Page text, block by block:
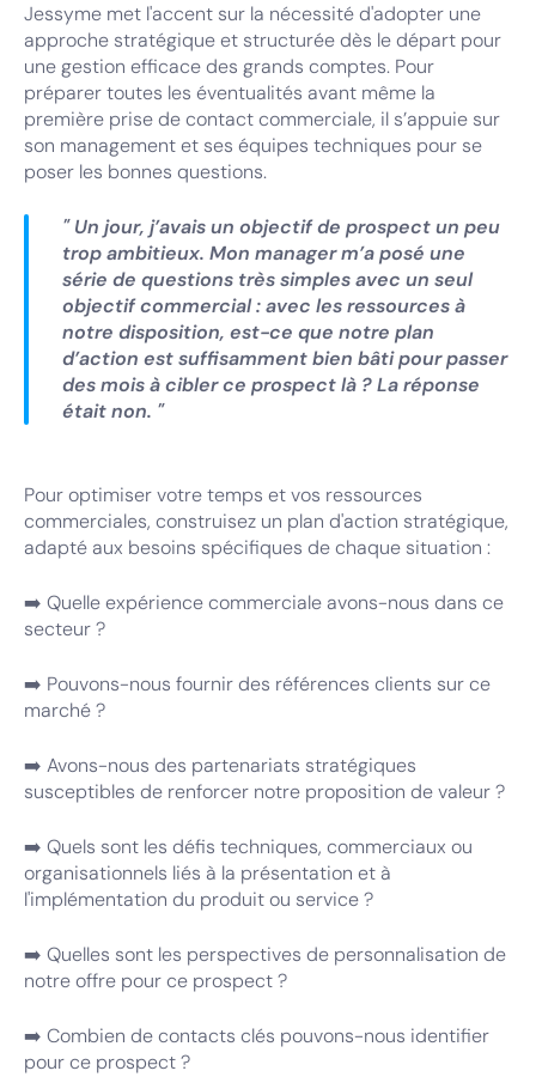
Jessyme met l'accent sur la nécessité d'adopter une
approche stratégique et structurée dès le départ pour
une gestion efficace des grands comptes. Pour
préparer toutes les éventualités avant même la
première prise de contact commerciale, il s’appuie sur
son management et ses équipes techniques pour se
poser les bonnes questions.
" Un jour, j’avais un objectif de prospect un peu
trop ambitieux. Mon manager m’a posé une
série de questions très simples avec un seul
objectif commercial : avec les ressources à
notre disposition, est-ce que notre plan
d’action est suffisamment bien bâti pour passer
des mois à cibler ce prospect là ? La réponse
était non. "
Pour optimiser votre temps et vos ressources
commerciales, construisez un plan d'action stratégique,
adapté aux besoins spécifiques de chaque situation :
➡️ Quelle expérience commerciale avons-nous dans ce
secteur ?
➡️ Pouvons-nous fournir des références clients sur ce
marché ?
➡️ Avons-nous des partenariats stratégiques
susceptibles de renforcer notre proposition de valeur ?
➡️ Quels sont les défis techniques, commerciaux ou
organisationnels liés à la présentation et à
l'implémentation du produit ou service ?
➡️ Quelles sont les perspectives de personnalisation de
notre offre pour ce prospect ?
➡️ Combien de contacts clés pouvons-nous identifier
pour ce prospect ?